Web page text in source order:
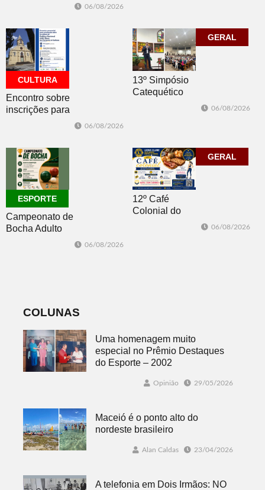
Dois Irmãos
06/08/2026
CULTURA
Encontro sobre
inscrições para
06/08/2026
GERAL
13º Simpósio
Catequético
06/08/2026
ESPORTE
Campeonato de
Bocha Adulto
06/08/2026
GERAL
12º Café
Colonial do
06/08/2026
COLUNAS
Uma homenagem muito
especial no Prêmio Destaques
do Esporte – 2002
Opinião 29/05/2026
Maceió é o ponto alto do
nordeste brasileiro
Alan Caldas 23/04/2026
A telefonia em Dois Irmãos: NO